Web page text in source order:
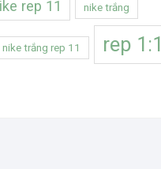
rep 11 nike trắng
nike trắng rep 11 rep 1:1